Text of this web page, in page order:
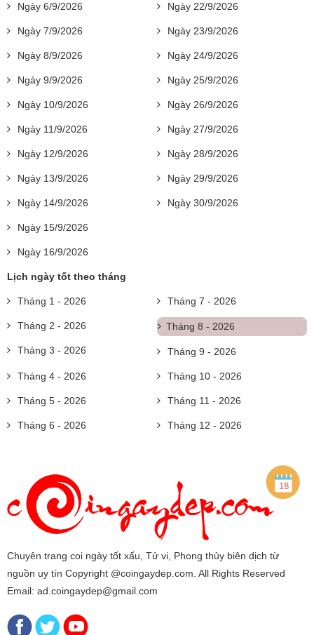
Ngày 6/9/2026
Ngày 7/9/2026
Ngày 8/9/2026
Ngày 9/9/2026
Ngày 10/9/2026
Ngày 11/9/2026
Ngày 12/9/2026
Ngày 13/9/2026
Ngày 14/9/2026
Ngày 15/9/2026
Ngày 16/9/2026
Ngày 22/9/2026
Ngày 23/9/2026
Ngày 24/9/2026
Ngày 25/9/2026
Ngày 26/9/2026
Ngày 27/9/2026
Ngày 28/9/2026
Ngày 29/9/2026
Ngày 30/9/2026
Lịch ngày tốt theo tháng
Tháng 1 - 2026
Tháng 2 - 2026
Tháng 3 - 2026
Tháng 4 - 2026
Tháng 5 - 2026
Tháng 6 - 2026
Tháng 7 - 2026
Tháng 8 - 2026
Tháng 9 - 2026
Tháng 10 - 2026
Tháng 11 - 2026
Tháng 12 - 2026
Chuyên trang coi ngày tốt xấu, Tử vi, Phong thủy biên dịch từ
nguồn uy tín Copyright @coingaydep.com. All Rights Reserved
Email: ad.coingaydep@gmail.com